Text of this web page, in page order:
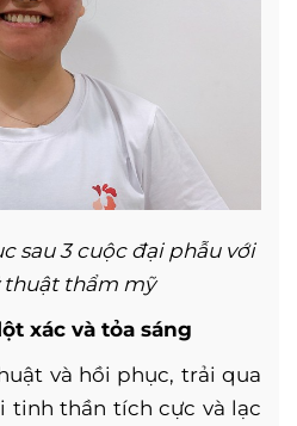
sau 3 cuộc đại phẫu với
thuật thẩm mỹ
xác và tỏa sáng
và hồi phục, trải qua
tinh thần tích cực và lạc